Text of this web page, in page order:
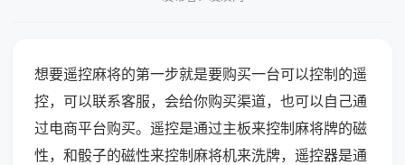
想要遥控麻将的第一步就是要购买一台可以控制的遥
控，可以联系客服，会给你购买渠道，也可以自己通
过电商平台购买。遥控是通过主板来控制麻将牌的磁
性，和骰子的磁性来控制麻将机来洗牌，遥控器是通